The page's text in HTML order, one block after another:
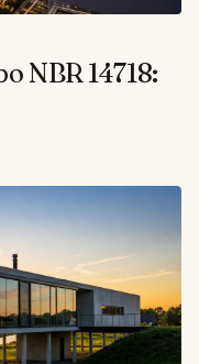
NBR 14718: